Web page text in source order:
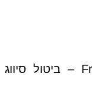
MONSTER נ' Frito-Lay – ביטול סיווג